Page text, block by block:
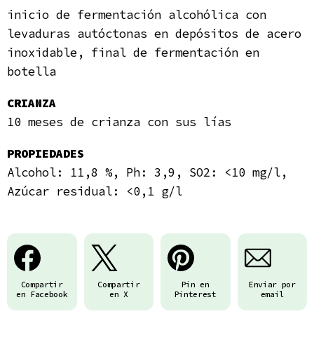
inicio de fermentación alcohólica con
levaduras autóctonas en depósitos de acero
inoxidable, final de fermentación en
botella
CRIANZA
10 meses de crianza con sus lías
PROPIEDADES
Alcohol: 11,8 %, Ph: 3,9, SO2: <10 mg/l,
Azúcar residual: <0,1 g/l
Compartir
en Facebook
Compartir
en X
Pin en
Pinterest
Enviar por
email